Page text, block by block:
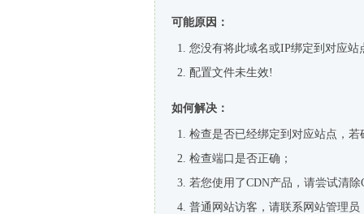
可能原因：
您没有将此域名或IP绑定到对应站
配置文件未生效!
如何解决：
检查是否已经绑定到对应站点，
检查端口是否正确；
若您使用了CDN产品，请尝试清除
普通网站访客，请联系网站管理员